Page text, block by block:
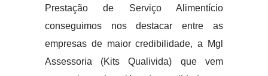
Prestação de Serviço Alimentício
conseguimos nos destacar entre as
empresas de maior credibilidade, a Mgl
Assessoria (Kits Qualivida) que vem